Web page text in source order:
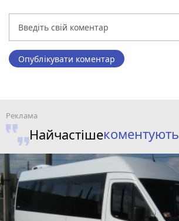
Опублікувати коментар
Найчастішекоментують